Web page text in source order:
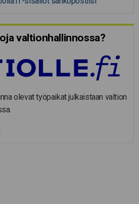
valtion­hal­lin­nossa?
olevat työpaikat julkaistaan valtion